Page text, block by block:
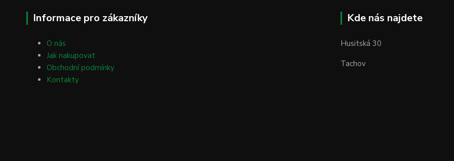
Informace pro zákazníky
O nás
Jak nakupovat
Obchodní podmínky
Kontakty
Kde nás najdete
Husitská 30
Tachov